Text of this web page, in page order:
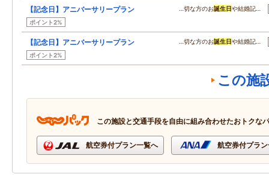
【記念日】アニバーサリープラン
ポイント2%
…切な方のお誕生日や結婚記…
【記念日】アニバーサリープラン
ポイント2%
…切な方のお誕生日や結婚記…
この施
この施設と交通手段を自由に組み合わせたおトクな
航空券付プラン一覧へ 航空券付プラ